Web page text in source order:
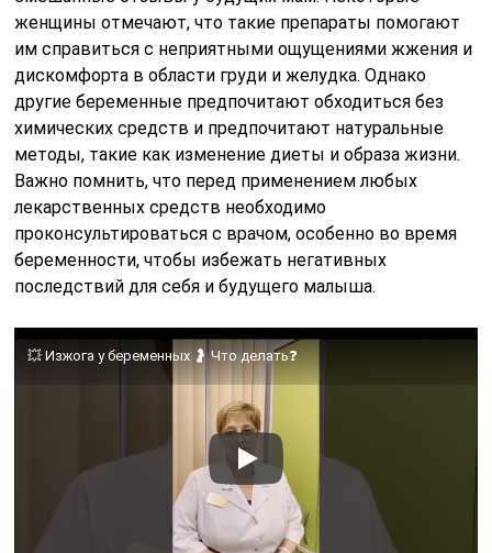
женщины отмечают, что такие препараты помогают
им справиться с неприятными ощущениями жжения и
дискомфорта в области груди и желудка. Однако
другие беременные предпочитают обходиться без
химических средств и предпочитают натуральные
методы, такие как изменение диеты и образа жизни.
Важно помнить, что перед применением любых
лекарственных средств необходимо
проконсультироваться с врачом, особенно во время
беременности, чтобы избежать негативных
последствий для себя и будущего малыша.
💥 Изжога у беременных ​🤰 Что делать❓